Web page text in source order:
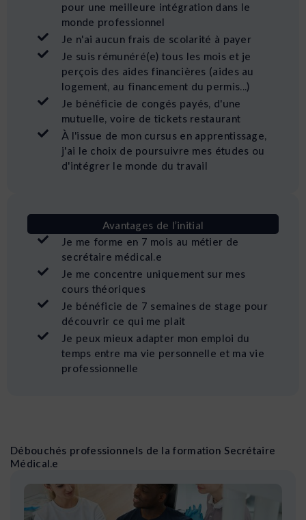
pour une meilleure intégration dans le
monde professionnel
Je n'ai aucun frais de scolarité à payer
Je suis rémunéré(e) tous les mois et je
perçois des aides financières (aides au
logement, au financement du permis...)
Je bénéficie de congés payés, d'une
mutuelle, voire de tickets restaurant
À l'issue de mon cursus en apprentissage,
j'ai le choix de poursuivre mes études ou
d'intégrer le monde du travail
Avantages de l’initial
Je me forme en 7 mois au métier de
secrétaire médical.e
Je me concentre uniquement sur mes
cours théoriques
Je bénéficie de 7 semaines de stage pour
découvrir ce qui me plait
Je peux mieux adapter mon emploi du
temps entre ma vie personnelle et ma vie
professionnelle
Débouchés professionnels de la formation Secrétaire
Médical.e